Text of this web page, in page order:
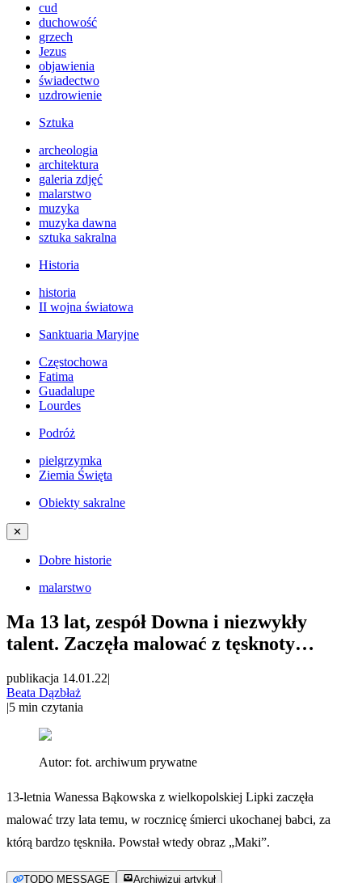
cud
duchowość
grzech
Jezus
objawienia
świadectwo
uzdrowienie
Sztuka
archeologia
architektura
galeria zdjęć
malarstwo
muzyka
muzyka dawna
sztuka sakralna
Historia
historia
II wojna światowa
Sanktuaria Maryjne
Częstochowa
Fatima
Guadalupe
Lourdes
Podróż
pielgrzymka
Ziemia Święta
Obiekty sakralne
✕
Dobre historie
malarstwo
Ma 13 lat, zespół Downa i niezwykły
talent. Zaczęła malować z tęsknoty…
publikacja 14.01.22|
Beata Dązbłaż
|5 min czytania
Autor: fot. archiwum prywatne
13-letnia Wanessa Bąkowska z wielkopolskiej Lipki zaczęła
malować trzy lata temu, w rocznicę śmierci ukochanej babci, za
którą bardzo tęskniła. Powstał wtedy obraz „Maki”.
TODO MESSAGE Archiwizuj artykuł